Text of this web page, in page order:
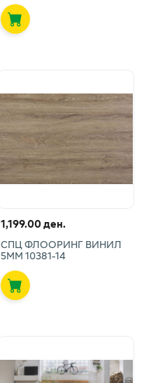
1,199.00 ден.
СПЦ ФЛООРИНГ ВИНИЛ
5ММ 10381-14